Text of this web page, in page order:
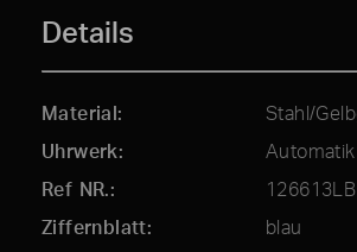
Details
Material
Stahl/
Uhrwerk
Automatik
Ref NR.
126613LB
Ziffernblatt
blau